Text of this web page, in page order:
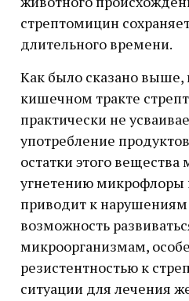
стрептомицин
длительного времени.
Как было сказано выше,
кишечном тракте
практически не
употребление
остатки этого
угнетению микрофлоры
приводит к
возможность
микроорганизмам,
резистентностью к
ситуации для лечения